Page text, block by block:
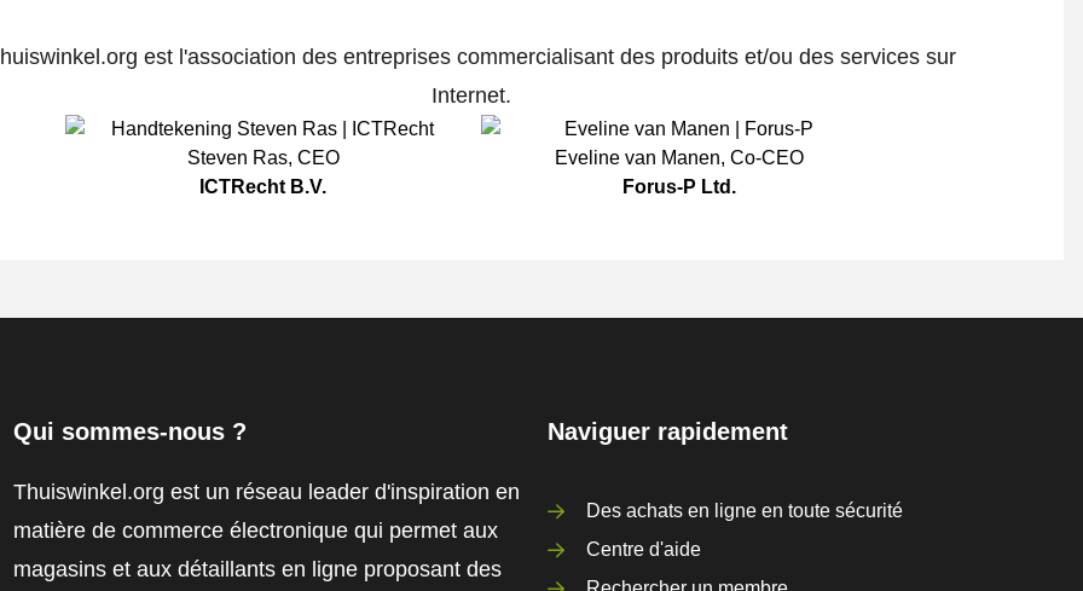
est l'association des entreprises commercialisant des produits et/ou des services sur
Internet.
Steven Ras, CEO
ICTRecht B.V.
Eveline van Manen, Co-CEO
Forus-P Ltd.
Qui sommes-nous ?
Thuiswinkel.org est un réseau leader d'inspiration en
matière de commerce électronique qui permet aux
magasins et aux détaillants en ligne proposant des
Naviguer rapidement
Des achats en ligne en toute sécurité
Centre d'aide